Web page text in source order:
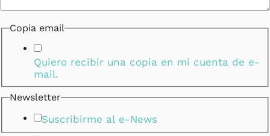
Copia email
Quiero recibir una copia en mi cuenta de e-
mail.
Newsletter
Suscribirme al e-News